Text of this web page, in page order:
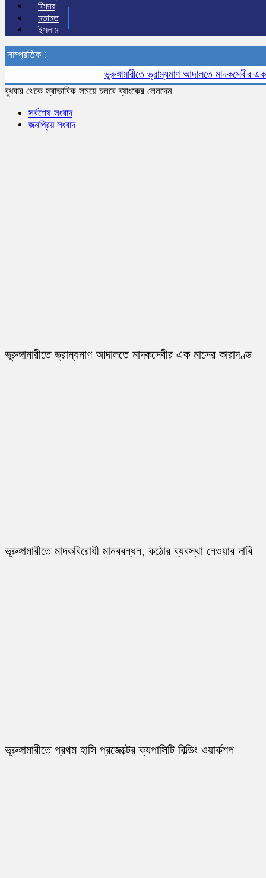
ফিচার
মতামত
ইসলাম
সাম্প্রতিক :
ভূরুঙ্গামারীতে ভ্রাম্যমাণ আদালতে মাদকসেবীর এক
বুধবার থেকে স্বাভাবিক সময়ে চলবে ব্যাংকের লেনদেন
সর্বশেষ সংবাদ
জনপ্রিয় সংবাদ
ভূরুঙ্গামারীতে ভ্রাম্যমাণ আদালতে মাদকসেবীর এক মাসের কারাদণ্ড
ভূরুঙ্গামারীতে মাদকবিরোধী মানববন্ধন, কঠোর ব্যবস্থা নেওয়ার দাবি
ভূরুঙ্গামারীতে প্রথম হাসি প্রজেক্টের ক্যপাসিটি বিল্ডিং ওয়ার্কশপ